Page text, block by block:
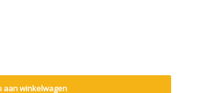
aan winkelwagen